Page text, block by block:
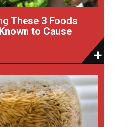
These 3 Foods
to Cause